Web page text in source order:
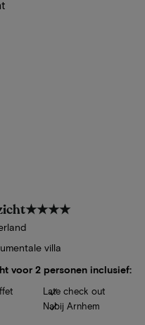
★★★★
villa
voor 2 personen inclusief:
Late check out
Nabij Arnhem